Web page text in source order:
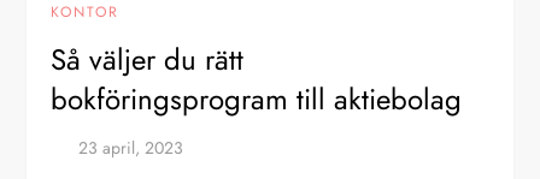
KONTOR
Så väljer du rätt
bokföringsprogram till aktiebolag